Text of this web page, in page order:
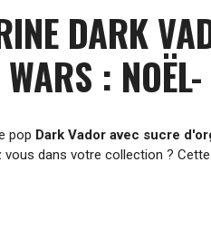
DARK
WARS :
pop Dark Vador avec sucre
vous dans votre collection ?